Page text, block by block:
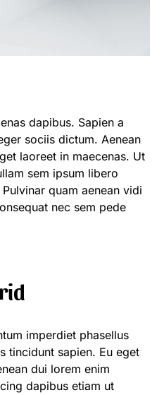
dapibus. Sapien a
sociis dictum. Aenean
laoreet in maecenas. Ut
sem ipsum libero
quam aenean vidi
nec sem pede
imperdiet phasellus
tincidunt sapien. Eu eget
dui lorem enim
dapibus etiam ut